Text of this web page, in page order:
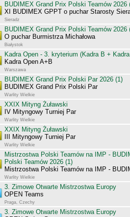
BUDIMEX Grand Prix Polski Teamów 2026
XI BUDIMEX GPPT o puchar Starosty
Sieradz
BUDIMEX Grand Prix Polski Teamów 2026
O puchar Burmistrza Michałowa
Białystok
Kadra Open - 3. kryterium (Kadra B +
Kadra Open A+B
Warszawa
BUDIMEX Grand Prix Polski Par 2026 (1)
BUDIMEX Grand Prix Polski Par
Warlity Wielkie
XXIX Mityng Żuławski
IV Mityngowy Turniej Par
Warlity Wielkie
XXIX Mityng Żuławski
III Mityngowy Turniej Par
Warlity Wielkie
Mistrzostwa Polski Teamów na IMP -
Polski Teamów 2026 (1)
Mistrzostwa Polski Teamów na IMP -
Warlity Wielkie
3. Zimowe Otwarte Mistrzostwa Europy
OPEN Teams
Praga, Czechy
3. Zimowe Otwarte Mistrzostwa Europy